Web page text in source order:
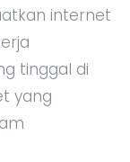
internet
tinggal di
yang